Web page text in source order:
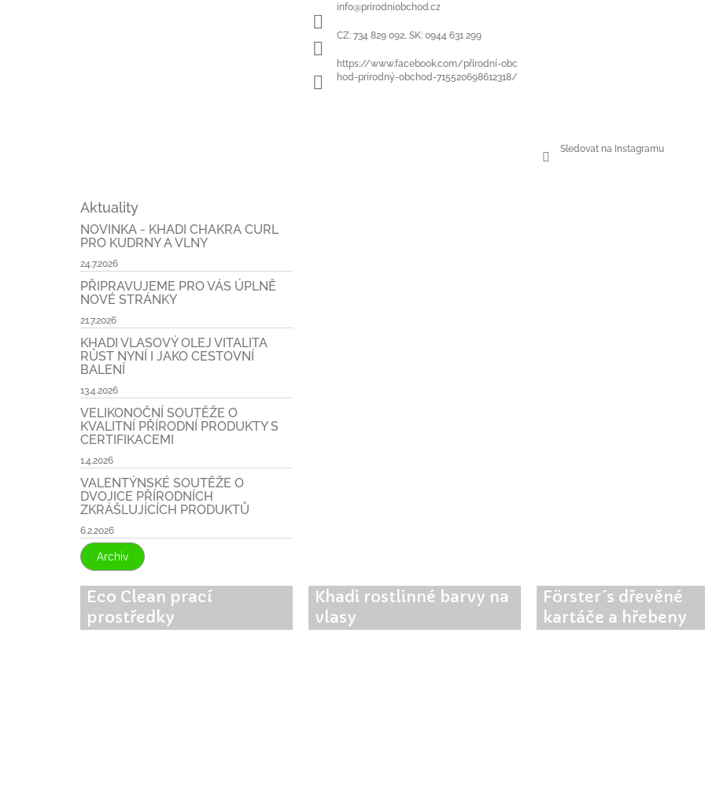
info@prirodniobchod.cz
CZ: 734 829 092, SK: 0944 631 299
https://www.facebook.com/přírodní-obc
hod-prírodný-obchod-715520698612318/
Sledovat na Instagramu
Aktuality
NOVINKA - KHADI CHAKRA CURL
PRO KUDRNY A VLNY
24.7.2026
PŘIPRAVUJEME PRO VÁS ÚPLNĚ
NOVÉ STRÁNKY
21.7.2026
KHADI VLASOVÝ OLEJ VITALITA
RŮST NYNÍ I JAKO CESTOVNÍ
BALENÍ
13.4.2026
VELIKONOČNÍ SOUTĚŽE O
KVALITNÍ PŘÍRODNÍ PRODUKTY S
CERTIFIKACEMI
1.4.2026
VALENTÝNSKÉ SOUTĚŽE O
DVOJICE PŘÍRODNÍCH
ZKRÁŠLUJÍCÍCH PRODUKTŮ
6.2.2026
Archiv
Eco Clean prací
prostředky
Khadi rostlinné barvy na
vlasy
Förster´s dřevěné
kartáče a hřebeny